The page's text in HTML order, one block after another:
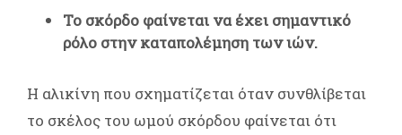
Το σκόρδο φαίνεται να έχει σημαντικό
ρόλο στην καταπολέμηση των ιών.
Η αλικίνη που σχηματίζεται όταν συνθλίβεται
το σκέλος του ωμού σκόρδου φαίνεται ότι